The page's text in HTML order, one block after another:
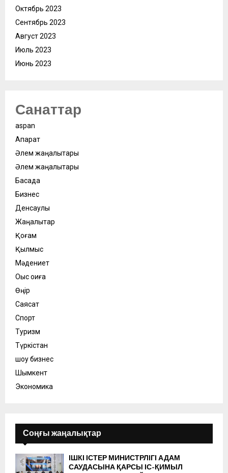
Октябрь 2023
Сентябрь 2023
Август 2023
Июль 2023
Июнь 2023
Санаттар
aspan
Ақпарат
Әлем жаңалықтары
Әлем жаңалықтары
Басқада
Бизнес
Денсаулық
Жаңалықтар
Қоғам
Қылмыс
Мәдениет
Оқыс оқиға
Өңір
Саясат
Спорт
Туризм
Түркістан
шоу бизнес
Шымкент
Экономика
Соңғы жаңалықтар
ІШКІ ІСТЕР МИНИСТРЛІГІ АДАМ
САУДАСЫНА ҚАРСЫ ІС-ҚИМЫЛ